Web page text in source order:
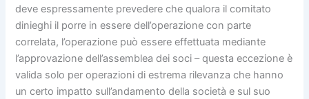
deve espressamente prevedere che qualora il comitato
dinieghi il porre in essere dell’operazione con parte
correlata, l’operazione può essere effettuata mediante
l’approvazione dell’assemblea dei soci – questa eccezione è
valida solo per operazioni di estrema rilevanza che hanno
un certo impatto sull’andamento della società e sul suo